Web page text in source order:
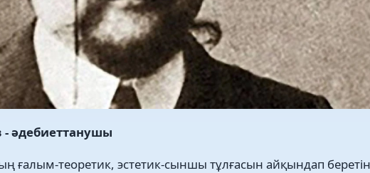
әдебиеттанушы
ғалым-теоретик, эстетик-сыншы тұлғасын айқындап беретін